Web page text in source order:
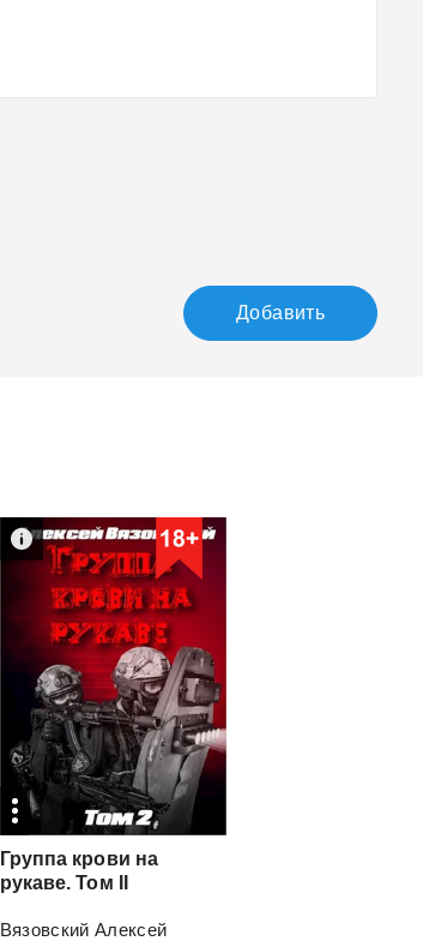
Добавить
Группа крови на
рукаве. Том II
Вязовский Алексей